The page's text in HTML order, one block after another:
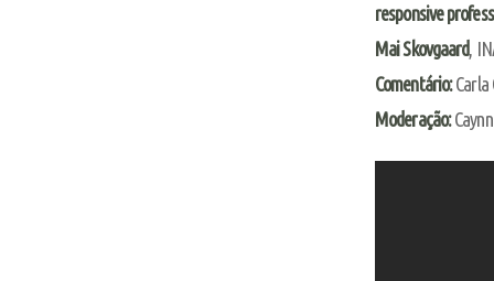
responsive
Mai Skovgaard ,
Comentário:Carla
Moderação: